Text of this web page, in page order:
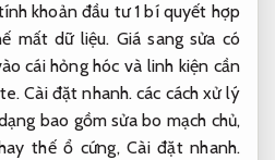
khoản đầu tư 1 bí quyết hợp
mất dữ liệu. Giá sang sửa có
cái hỏng hóc và linh kiện cần
Cài đặt nhanh. các cách xử lý
bao gồm sửa bo mạch chủ,
thế ổ cứng,Cài đặt nhanh.